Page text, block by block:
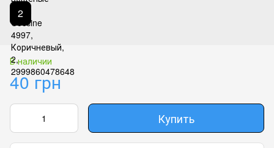
2
В наличии
40 грн
Купить